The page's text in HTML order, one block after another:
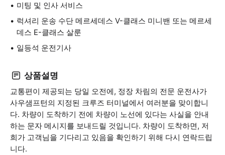
미팅 및 인사 서비스
럭셔리 운송 수단 메르세데스 V-클래스 미니밴 또는 메르세
데스 E-클래스 살룬
일등석 운전기사
상품설명
교통편이 제공되는 당일 오전에, 정장 차림의 전문 운전사가
사우샘프턴의 지정된 크루즈 터미널에서 여러분을 맞이합니
다. 차량이 도착하기 전에 차량이 노선에 있다는 사실을 안내
하는 문자 메시지를 보내드릴 것입니다. 차량이 도착하면, 저
희가 고객님을 기다리고 있음을 확인하기 위해 다시 연락드립
니다.